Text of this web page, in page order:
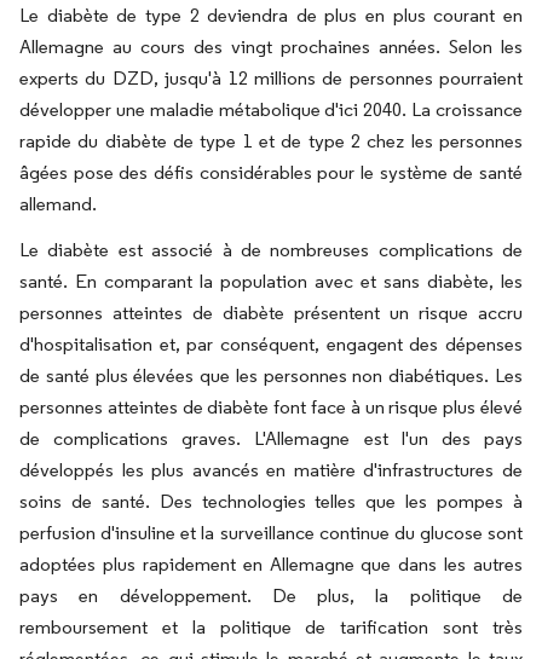
Le diabète de type 2 deviendra de plus en plus courant en
Allemagne au cours des vingt prochaines années. Selon les
experts du DZD, jusqu'à 12 millions de personnes pourraient
développer une maladie métabolique d'ici 2040. La croissance
rapide du diabète de type 1 et de type 2 chez les personnes
âgées pose des défis considérables pour le système de santé
allemand.
Le diabète est associé à de nombreuses complications de
santé. En comparant la population avec et sans diabète, les
personnes atteintes de diabète présentent un risque accru
d'hospitalisation et, par conséquent, engagent des dépenses
de santé plus élevées que les personnes non diabétiques. Les
personnes atteintes de diabète font face à un risque plus élevé
de complications graves. L'Allemagne est l'un des pays
développés les plus avancés en matière d'infrastructures de
soins de santé. Des technologies telles que les pompes à
perfusion d'insuline et la surveillance continue du glucose sont
adoptées plus rapidement en Allemagne que dans les autres
pays en développement. De plus, la politique de
remboursement et la politique de tarification sont très